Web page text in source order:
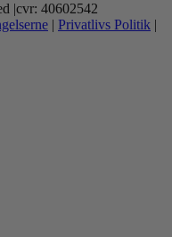
|cvr: 40602542
| Privatlivs Politik |